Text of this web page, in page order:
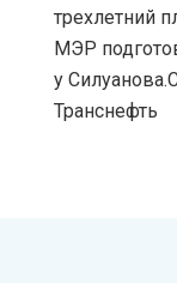
трехлетний
МЭР
у
Транснефть